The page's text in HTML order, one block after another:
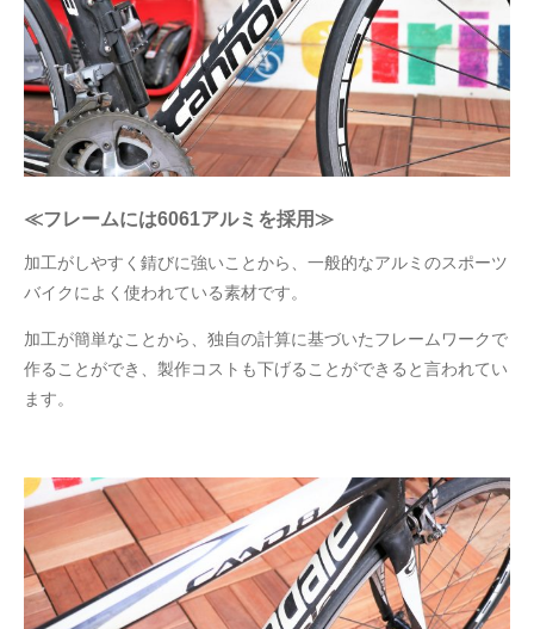
≪フレームには6061アルミを採用≫
加工がしやすく錆びに強いことから、一般的なアルミのスポーツ
バイクによく使われている素材です。
加工が簡単なことから、独自の計算に基づいたフレームワークで
作ることができ、製作コストも下げることができると言われてい
ます。